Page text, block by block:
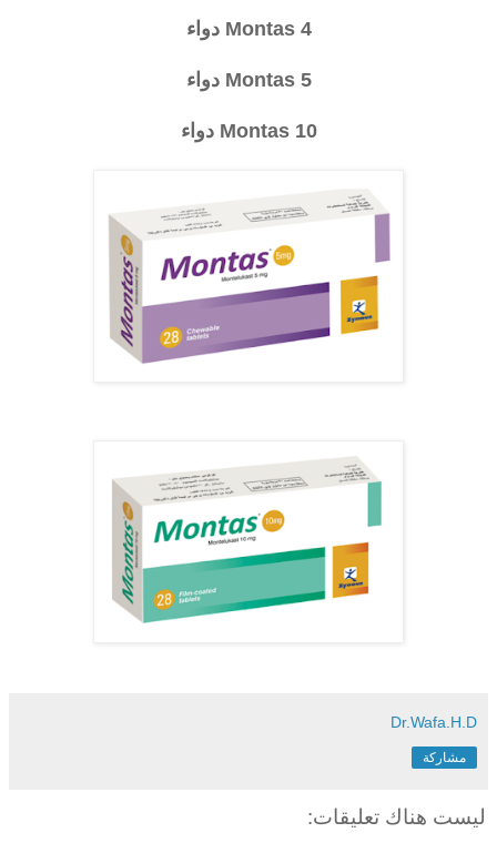
Montas 4 دواء
Montas 5 دواء
Montas 10 دواء
Dr.Wafa.H.D
مشاركة
ليست هناك تعليقات: